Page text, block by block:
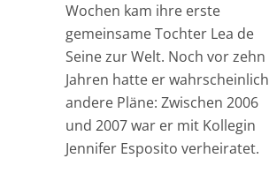
Wochen kam ihre erste
gemeinsame Tochter Lea de
Seine zur Welt. Noch vor zehn
Jahren hatte er wahrscheinlich
andere Pläne: Zwischen 2006
und 2007 war er mit Kollegin
Jennifer Esposito verheiratet.